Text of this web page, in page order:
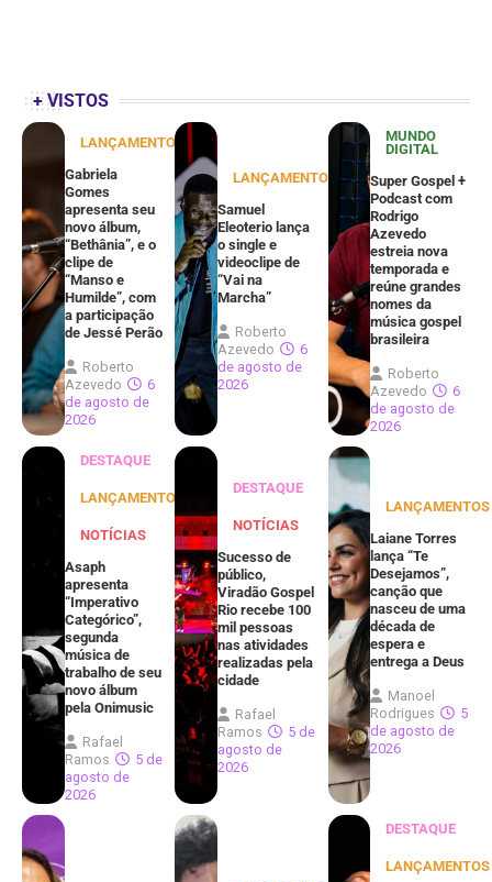
+ VISTOS
LANÇAMENTOS
Gabriela
Gomes
apresenta seu
novo álbum,
“Bethânia”, e o
clipe de
“Manso e
Humilde”, com
a participação
de Jessé Perão
Roberto
Azevedo
6
de agosto de
2026
LANÇAMENTOS
Samuel
Eleoterio lança
o single e
videoclipe de
“Vai na
Marcha”
Roberto
Azevedo
6
de agosto de
2026
MUNDO
DIGITAL
Super Gospel +
Podcast com
Rodrigo
Azevedo
estreia nova
temporada e
reúne grandes
nomes da
música gospel
brasileira
Roberto
Azevedo
6
de agosto de
2026
DESTAQUE
LANÇAMENTOS
NOTÍCIAS
Asaph
apresenta
“Imperativo
Categórico”,
segunda
música de
trabalho de seu
novo álbum
pela Onimusic
Rafael
Ramos
5 de
agosto de
2026
DESTAQUE
NOTÍCIAS
Sucesso de
público,
Viradão Gospel
Rio recebe 100
mil pessoas
nas atividades
realizadas pela
cidade
Rafael
Ramos
5 de
agosto de
2026
LANÇAMENTOS
Laiane Torres
lança “Te
Desejamos”,
canção que
nasceu de uma
década de
espera e
entrega a Deus
Manoel
Rodrigues
5
de agosto de
2026
DESTAQUE
LANÇAMENTOS